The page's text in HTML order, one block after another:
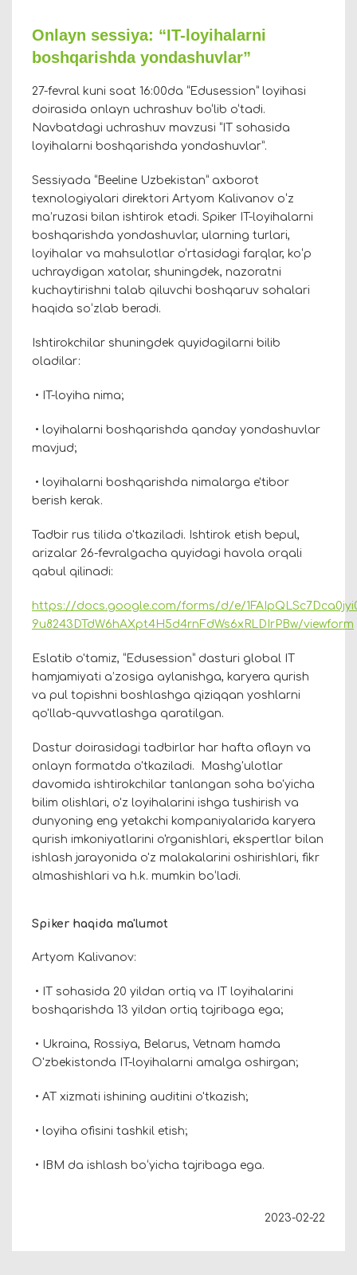
Onlayn sessiya: “IT-loyihalarni
boshqarishda yondashuvlar”
27-fevral kuni soat 16:00da “Edusession” loyihasi
doirasida onlayn uchrashuv bo‘lib o‘tadi.
Navbatdagi uchrashuv mavzusi “IT sohasida
loyihalarni boshqarishda yondashuvlar”.
Sessiyada “Beeline Uzbekistan” axborot
texnologiyalari direktori Artyom Kalivanov oʻz
ma’ruzasi bilan ishtirok etadi. Spiker IT-loyihalarni
boshqarishda yondashuvlar, ularning turlari,
loyihalar va mahsulotlar o‘rtasidagi farqlar, koʻp
uchraydigan xatolar, shuningdek, nazoratni
kuchaytirishni talab qiluvchi boshqaruv sohalari
haqida soʻzlab beradi.
Ishtirokchilar shuningdek quyidagilarni bilib
oladilar:
• IT-loyiha nima;
• loyihalarni boshqarishda qanday yondashuvlar
mavjud;
• loyihalarni boshqarishda nimalarga e'tibor
berish kerak.
Tadbir rus tilida o'tkaziladi. Ishtirok etish bepul,
arizalar 26-fevralgacha quyidagi havola orqali
qabul qilinadi:
https://docs.google.com/forms/d/e/
9u8243DTdW6hAXpt4H5d4rnFdWs6xRLDIrPBw/viewform
Eslatib o'tamiz, “Edusession” dasturi global IT
hamjamiyati a’zosiga aylanishga, karyera qurish
va pul topishni boshlashga qiziqqan yoshlarni
qo'llab-quvvatlashga qaratilgan.
Dastur doirasidagi tadbirlar har hafta oflayn va
onlayn formatda o'tkaziladi. Mashg'ulotlar
davomida ishtirokchilar tanlangan soha bo'yicha
bilim olishlari, o'z loyihalarini ishga tushirish va
dunyoning eng yetakchi kompaniyalarida karyera
qurish imkoniyatlarini o'rganishlari, ekspertlar bilan
ishlash jarayonida o'z malakalarini oshirishlari, fikr
almashishlari va h.k. mumkin boʻladi.
Spiker haqida ma'lumot
Artyom Kalivanov:
• IT sohasida 20 yildan ortiq va IT loyihalarini
boshqarishda 13 yildan ortiq tajribaga ega;
• Ukraina, Rossiya, Belarus, Vetnam hamda
O'zbekistonda IT-loyihalarni amalga oshirgan;
• AT xizmati ishining auditini o'tkazish;
• loyiha ofisini tashkil etish;
• IBM da ishlash boʻyicha tajribaga ega.
2023-02-22